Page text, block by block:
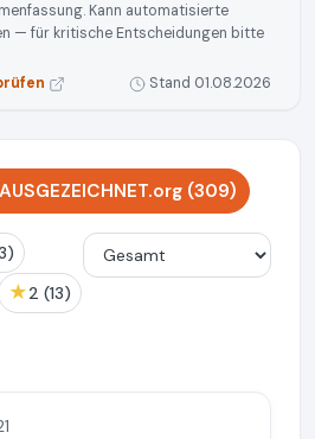
Kann automatisierte
— für kritische Entscheidungen bitte
Stand 01.08.2026
(309)
★ 2 (13)